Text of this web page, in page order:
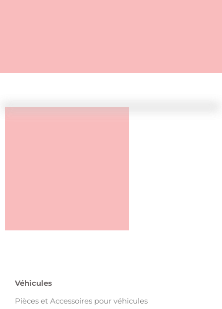
Véhicules
Pièces et Accessoires pour véhicules